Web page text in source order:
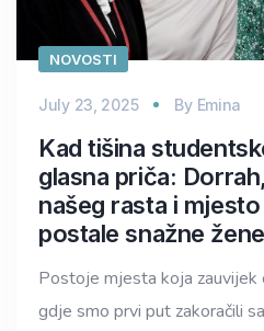
NOVOSTI
July 23, 2025 By Emina
Kad tišina
glasna priča:
našeg rasta i
postale snažne žene
Postoje mjesta koja zauvijek
gdje smo prvi put zakoračili